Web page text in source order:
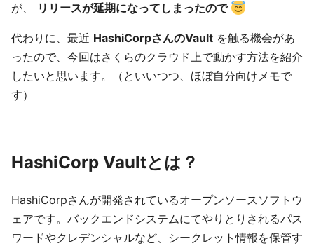
が、
リリースが延期になってしまったので
代わりに、最近 HashiCorpさんのVault を触る機会があ
ったので、今回はさくらのクラウド上で動かす方法を紹介
したいと思います。（といいつつ、ほぼ自分向けメモで
す）
HashiCorp Vaultとは？
HashiCorpさんが開発されているオープンソースソフトウ
ェアです。バックエンドシステムにてやりとりされるパス
ワードやクレデンシャルなど、シークレット情報を保管す